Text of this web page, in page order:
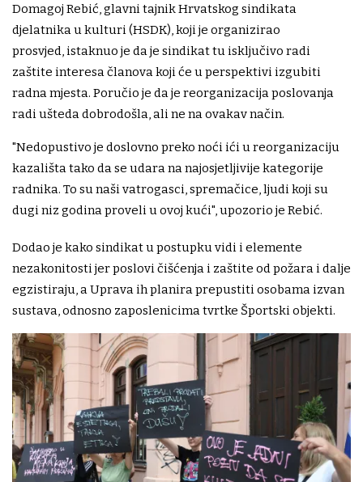
Domagoj Rebić, glavni tajnik Hrvatskog sindikata
djelatnika u kulturi (HSDK), koji je organizirao
prosvjed, istaknuo je da je sindikat tu isključivo radi
zaštite interesa članova koji će u perspektivi izgubiti
radna mjesta. Poručio je da je reorganizacija poslovanja
radi ušteda dobrodošla, ali ne na ovakav način.
"Nedopustivo je doslovno preko noći ići u reorganizaciju
kazališta tako da se udara na najosjetljivije kategorije
radnika. To su naši vatrogasci, spremačice, ljudi koji su
dugi niz godina proveli u ovoj kući", upozorio je Rebić.
Dodao je kako sindikat u postupku vidi i elemente
nezakonitosti jer poslovi čišćenja i zaštite od požara i dalje
egzistiraju, a Uprava ih planira prepustiti osobama izvan
sustava, odnosno zaposlenicima tvrtke Športski objekti.